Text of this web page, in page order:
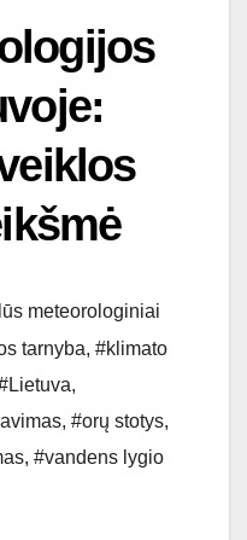
meteorologiniai
tarnyba, #klimato
,
, #orų stotys,
, #vandens lygio